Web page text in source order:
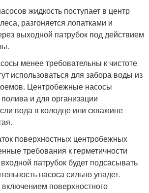
жидкость поступает в центр
разгоняется лопатками и
выходной патрубок под действием
менее требовательны к чистоте
использоваться для забора воды из
Центробежные насосы
и для организации
вода в колодце или скважине
поверхностных центробежных
требования к герметичности
патрубок будет подсасывать
насоса сильно упадет.
поверхностного